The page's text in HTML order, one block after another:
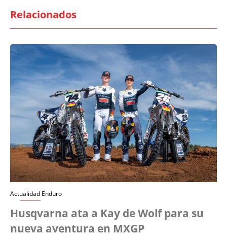
Relacionados
Actualidad Enduro
Husqvarna ata a Kay de Wolf para su
nueva aventura en MXGP